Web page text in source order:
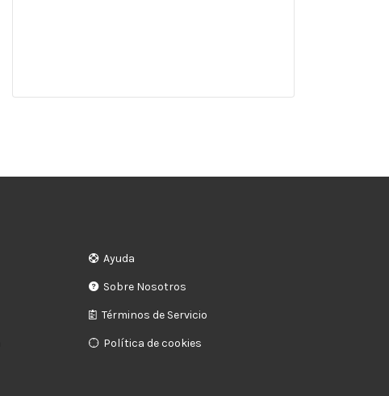
Ayuda
Sobre Nosotros
Términos de Servicio
Política de cookies